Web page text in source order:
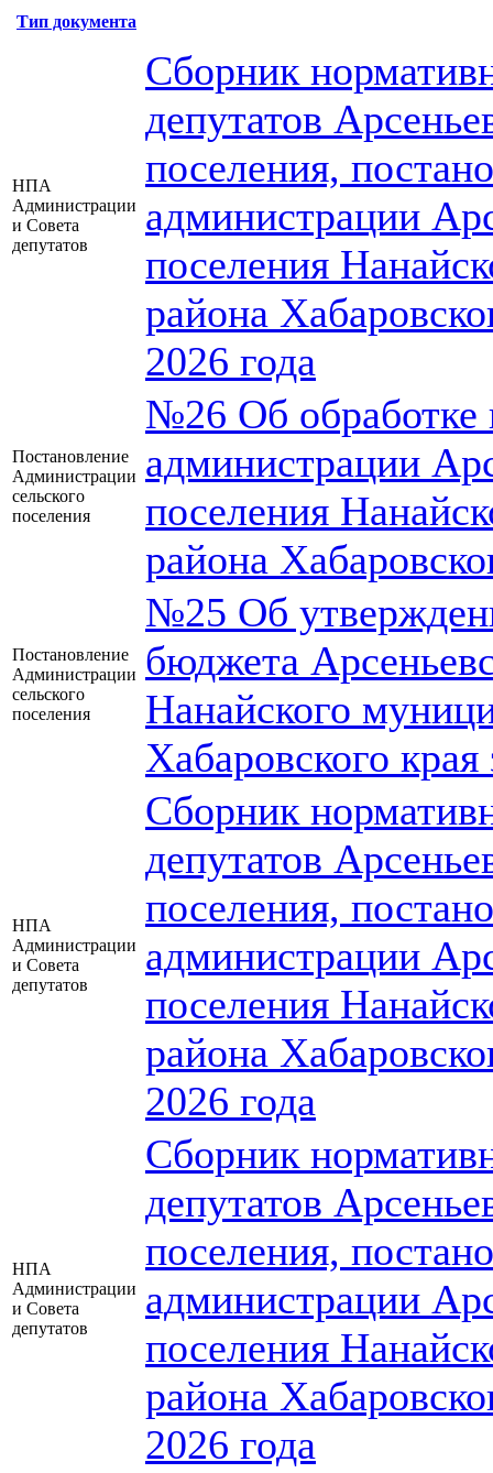
Тип документа
НПА
Администрации
и Совета
депутатов
Сборник
депутатов
поселения,
администрации
поселения
района
2026 года
Постановление
Администрации
сельского
поселения
№26 Об обработке
администрации
поселения
района
Постановление
Администрации
сельского
поселения
№25 Об
бюджета
Нанайского
Хабаровского края
НПА
Администрации
и Совета
депутатов
Сборник
депутатов
поселения,
администрации
поселения
района
2026 года
НПА
Администрации
и Совета
депутатов
Сборник
депутатов
поселения,
администрации
поселения
района
2026 года